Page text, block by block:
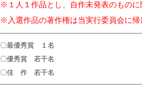
※１人１作品とし、自作未発表のものに
※入選作品の著作権は当実行委員会に帰
〇最優秀賞 １名
〇優秀賞 若干名
〇佳 作 若干名